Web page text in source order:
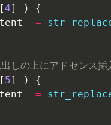
[4] )
{
=
しの上にアドセンス挿
[ 5] )
{
=